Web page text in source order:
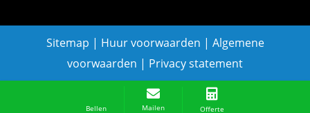
Offerte aanvragen
Bellen Mailen Offerte
Sitemap | Huur voorwaarden | Algemene
voorwaarden | Privacy statement